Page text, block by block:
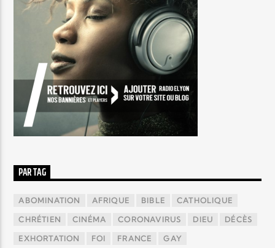
PAR TAG
ABOMINATION AFRIQUE BIBLE CATHOLIQUE
CHRÉTIEN CINÉMA CORONAVIRUS DIEU DÉCÈS
EXHORTATION FOI FRANCE GAY